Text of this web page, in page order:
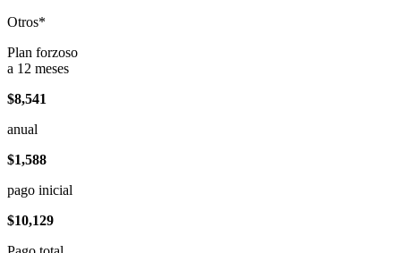
Otros*
Plan forzoso
a 12 meses
$8,541
anual
$1,588
pago inicial
$10,129